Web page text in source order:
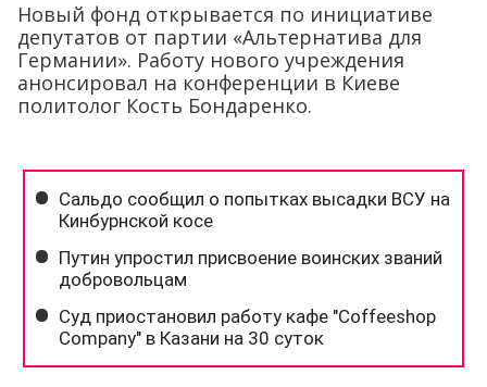
Новый фонд открывается по инициативе
депутатов от партии «Альтернатива для
Германии». Работу нового учреждения
анонсировал на конференции в Киеве
политолог Кость Бондаренко.